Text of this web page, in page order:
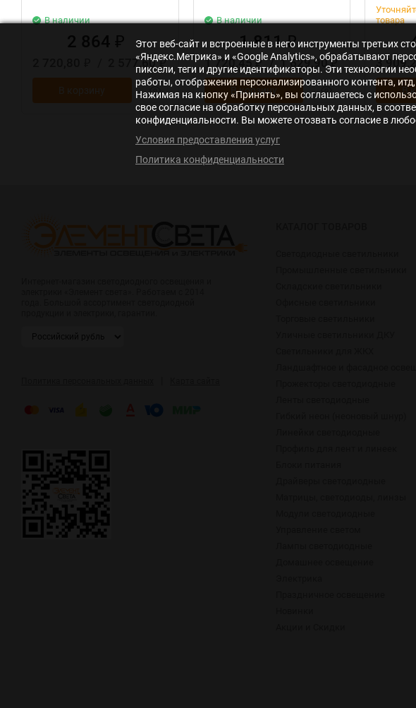
В наличии
2 577,60
В наличии
1 811₽
1 720,45₽ /1 629,90₽
В корзину
товара
3
В
Этот веб-сайт и встроенные в него инструменты третьих
«Яндекс.Метрика» и «Google Analytics», обрабатывают
пиксели, теги и другие идентификаторы. Эти технологии
работы, отображения персонализированного контента,
Нажимая на кнопку «Принять», вы соглашаетесь с
свое согласие на обработку персональных данных, в
конфиденциальности. Вы можете отозвать согласие в
Условия предоставления услуг
Политика конфиденциальности